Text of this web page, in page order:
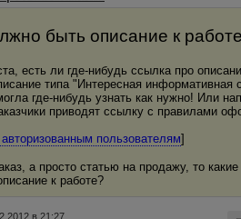
быть описание к
есть ли где-нибудь ссылка про
типа "Интересная
где-нибудь узнать как нужно! Или
приводят ссылку с правилами
пользователям]
а просто статью на продажу, то
к работе?
в 21:27